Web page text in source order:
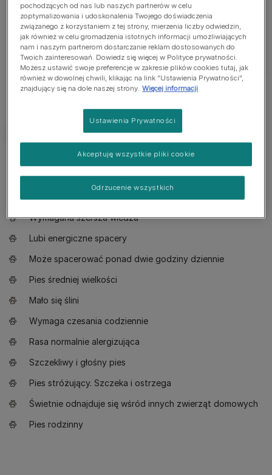
szarości, brązowe i piaskowe z białymi
znaczeniami lub bez. Pies osiąga wzrost 53-56 cm
a suka 51-53 oraz wagę 18-28 kg.
Dobrze wiedzieć
Pies odpowiedni dla właścicieli z pewnym doświadczeniem
Wymagana szersza wiedza
Lubi energiczne spacery
Może spacerować ponad dwie godziny dziennie
Pies średniej wielkości
Mało się ślini
Wymaga czesania codziennie
Rasa normalnie alergizująca
Szczekliwy i głośny pies
Pies stróżujący. Szczeka i ostrzega
Świetnie odnajduje się wśród innych zwierząt domowych
Pies rodzinny
pochodzących od nas lub naszych partnerów w celu
zoptymalizowania i udoskonalenia Twojego doświadczenia
związanego z korzystaniem z tej strony, mierzenia liczby odwiedzin,
jak również w celu gromadzenia istotnych informacji umożliwiających
nam i naszym partnerom dostarczanie reklam dostosowanych do
Twoich zainteresowań. Dowiedz się więcej w Polityce prywatności.
Możesz ustawić swoje preferencje w zakresie plików cookies tutaj, jak
również w dowolnej chwili, klikając na link "Ustawienia Prywatności",
znajdujący się na dole naszej strony. Więcej informacji
Ustawienia Prywatności
Odrzucenie wszystkich
Akceptuję wszystkie pliki cookie